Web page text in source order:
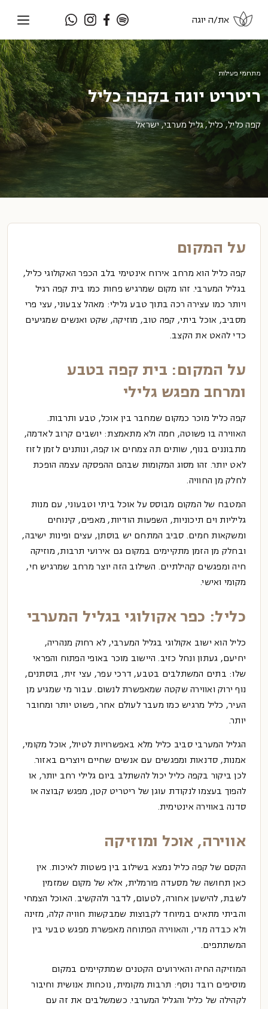
את/ה יוגה
מתחמי פעילות
ריטריט יוגה בקפה כליל
קפה כליל, כליל, גליל מערבי, ישראל
על המקום
קפה כלילהוא מרחב אירוח אינטימי בלב הכפר האקולוגי כליל,
בגליל המערבי. זהו מקום שמרגיש פחות כמו בית קפה רגיל
ויותר כמו עצירה רכה בתוך טבע גלילי: מאהל צבעוני, עצי פרי
מסביב, אוכל ביתי, קפה טוב, מוזיקה, שקט ואנשים שמגיעים
כדי להאט את הקצב.
על המקום: בית קפה בטבע
ומרחב מפגש גלילי
קפה כליל מוכר כמקום שמחבר בין אוכל, טבע ותרבות.
האווירה בו פשוטה, חמה ולא מתאמצת: יושבים קרוב לאדמה,
מתבוננים בנוף, שותים תה צמחים או קפה, ונותנים לזמן לזוז
לאט יותר. זהו מסוג המקומות שבהם ההפסקה עצמה הופכת
לחלק מן החוויה.
המטבח של המקום מבוסס על אוכל ביתי וטבעוני, עם מנות
גליליות וים תיכוניות, השפעות הודיות, מאפים, קינוחים
ומשקאות חמים. סביב המתחם יש בוסתן, עצים ופינות ישיבה,
ובחלק מן הזמן מתקיימים במקום גם אירועי תרבות, מוזיקה
חיה ומפגשים קהילתיים. השילוב הזה יוצר מרחב שמרגיש חי,
מקומי ואישי.
כליל: כפר אקולוגי בגליל המערבי
כליל הוא ישוב אקולוגי בגליל המערבי, לא רחוק מנהריה,
יחיעם, געתון ונחל כזיב. היישוב מוכר באופי הפתוח והפראי
שלו: בתים המשתלבים בטבע, דרכי עפר, עצי זית, בוסתנים,
נוף ירוק ואווירה שקטה שמאפשרת לנשום. עבור מי שמגיע מן
העיר, כליל מרגיש כמו מעבר לעולם אחר, פשוט יותר ומחובר
יותר.
הגליל המערבי סביב כליל מלא באפשרויות לטיול, אוכל מקומי,
אמנות, סדנאות ומפגשים עם אנשים שחיים ויוצרים באזור.
לכן ביקור בקפה כליל יכול להשתלב ביום גלילי רחב יותר, או
להפוך בעצמו לנקודת עוגן של ריטריט קטן, מפגש קבוצה או
סדנה באווירה אינטימית.
אווירה, אוכל ומוזיקה
הקסם של קפה כליל נמצא בשילוב בין פשטות לאיכות. אין
כאן תחושה של מסעדה פורמלית, אלא של מקום שמזמין
לשבת, להישען אחורה, לטעום, לדבר ולהקשיב. האוכל הצמחי
והביתי מתאים במיוחד לקבוצות שמבקשות חוויה קלה, מזינה
ולא כבדה מדי, והאווירה הפתוחה מאפשרת מפגש טבעי בין
המשתתפים.
המוזיקה החיה והאירועים הקטנים שמתקיימים במקום
מוסיפים רובד נוסף: תרבות מקומית, נוכחות אנושית וחיבור
לקהילה של כליל והגליל המערבי. כשמשלבים את זה עם